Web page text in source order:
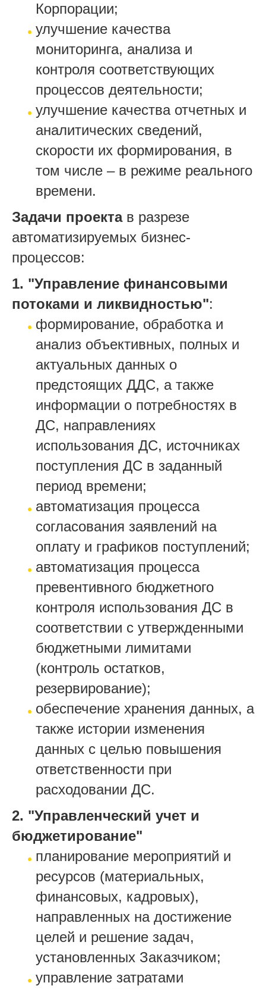
Корпорации;
улучшение качества
мониторинга, анализа и
контроля соответствующих
процессов деятельности;
улучшение качества отчетных и
аналитических сведений,
скорости их формирования, в
том числе – в режиме реального
времени.
Задачи проектав разрезе
автоматизируемых бизнес-
процессов:
1. "Управление финансовыми
потоками и ликвидностью":
формирование, обработка и
анализ объективных, полных и
актуальных данных о
предстоящих ДДС, а также
информации о потребностях в
ДС, направлениях
использования ДС, источниках
поступления ДС в заданный
период времени;
автоматизация процесса
согласования заявлений на
оплату и графиков поступлений;
автоматизация процесса
превентивного бюджетного
контроля использования ДС в
соответствии с утвержденными
бюджетными лимитами
(контроль остатков,
резервирование);
обеспечение хранения данных, а
также истории изменения
данных с целью повышения
ответственности при
расходовании ДС.
2. "Управленческий учет и
бюджетирование"
планирование мероприятий и
ресурсов (материальных,
финансовых, кадровых),
направленных на достижение
целей и решение задач,
установленных Заказчиком;
управление затратами